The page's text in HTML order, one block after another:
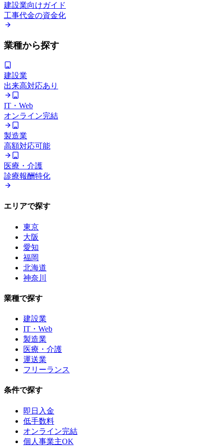
建設業向けガイド
工事代金の資金化
業種から探す
建設業
出来高対応あり
IT・Web
オンライン完結
製造業
高額対応可能
医療・介護
診療報酬特化
エリアで探す
東京
大阪
愛知
福岡
北海道
神奈川
業種で探す
建設業
IT・Web
製造業
医療・介護
運送業
フリーランス
条件で探す
即日入金
低手数料
オンライン完結
個人事業主OK